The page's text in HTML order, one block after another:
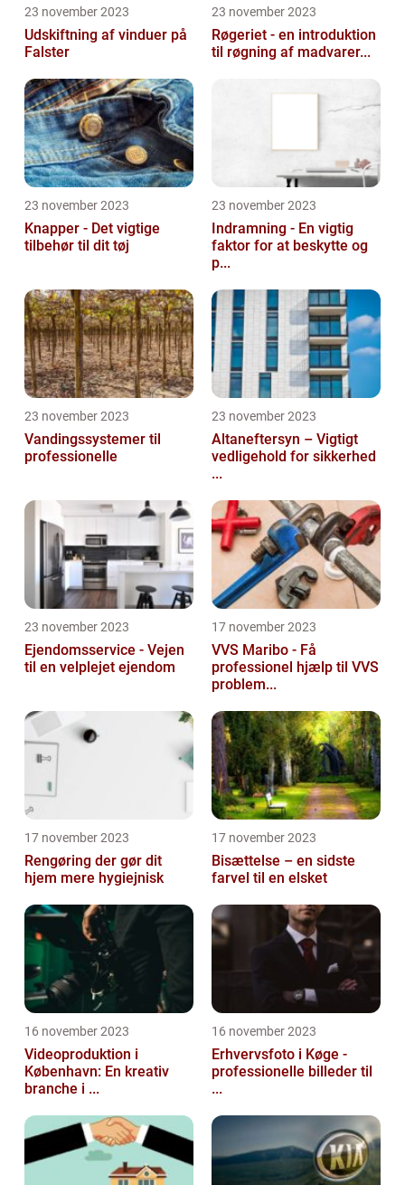
23 november 2023
Udskiftning af vinduer på
Falster
23 november 2023
Røgeriet - en introduktion
til røgning af madvarer...
23 november 2023
Knapper - Det vigtige
tilbehør til dit tøj
23 november 2023
Indramning - En vigtig
faktor for at beskytte og
p...
23 november 2023
Vandingssystemer til
professionelle
23 november 2023
Altaneftersyn – Vigtigt
vedligehold for sikkerhed
...
23 november 2023
Ejendomsservice - Vejen
til en velplejet ejendom
17 november 2023
VVS Maribo - Få
professionel hjælp til VVS
problem...
17 november 2023
Rengøring der gør dit
hjem mere hygiejnisk
17 november 2023
Bisættelse – en sidste
farvel til en elsket
16 november 2023
Videoproduktion i
København: En kreativ
branche i ...
16 november 2023
Erhvervsfoto i Køge -
professionelle billeder til
...